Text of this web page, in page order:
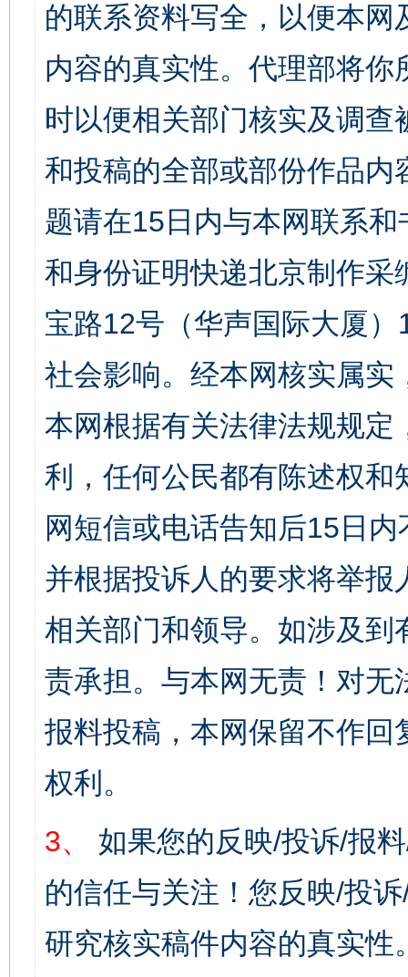
的联系资料写全，以便本
内容的真实性。代理部将
时以便相关部门核实及调
和投稿的全部或部份作品
题请在15日内与本网联系
和身份证明快递北京制作
宝路12号（华声国际大厦
社会影响。经本网核实属
本网根据有关法律法规规
利，任何公民都有陈述权
网短信或电话告知后15日
并根据投诉人的要求将举
相关部门和领导。如涉及
责承担。与本网无责！对
报料投稿，本网保留不作
权利。
3、
如果您的反映/投诉/报
的信任与关注！您反映/投
研究核实稿件内容的真实